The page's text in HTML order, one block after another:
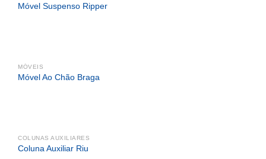
Móvel Suspenso Ripper
MÓVEIS
Móvel Ao Chão Braga
COLUNAS AUXILIARES
Coluna Auxiliar Riu